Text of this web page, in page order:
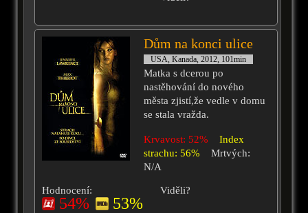
Dům na konci ulice
USA, Kanada, 2012, 101min
Matka s dcerou po
nastěhování do nového
města zjistí,že vedle v domu
se stala vražda.
Krvavost: 52%
Index
strachu: 56%
Mrtvých:
N/A
Hodnocení:
54% 53%
Viděli?